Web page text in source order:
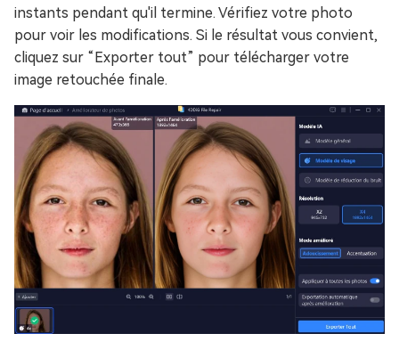
instants pendant qu'il termine. Vérifiez votre photo
pour voir les modifications. Si le résultat vous convient,
cliquez sur “Exporter tout” pour télécharger votre
image retouchée finale.